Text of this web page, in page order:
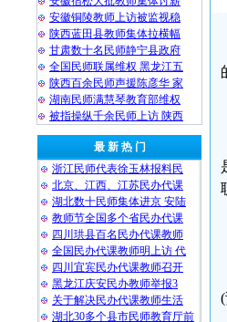
安徽铜陵教师上访被监视稳
陕西蓝田县教师集体拉横幅
甘肃数十名民师静宁县政府
全国民师联属维权 黑龙江五
陕西百余民师声援陈彦华 家
湖南民师满慧琴教育部维权
被指操纵千余民师上访 陕西
最 新 热 门
浙江民师代表徐玉林报料民
北京、江西、江苏民办代课
湖北数十民师集体进京 安陆
教师节全国多个省民办代课
四川珙县百名民办代课教师
全国民办代课教师明上访 代
四川宜宾民办代课教师召开
黑龙江庆安民办教师举报3
关于解决民办代课教师生活
湖北30多个县市民师教育厅前